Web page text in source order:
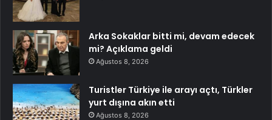
Arka Sokaklar bitti mi, devam edecek
mi? Açıklama geldi
Ağustos 8, 2026
Turistler Türkiye ile arayı açtı, Türkler
yurt dışına akın etti
Ağustos 8, 2026